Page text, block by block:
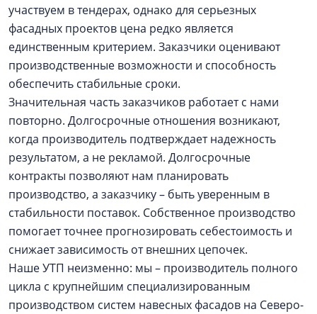
участвуем в тендерах, однако для серьезных
фасадных проектов цена редко является
единственным критерием. Заказчики оценивают
производственные возможности и способность
обеспечить стабильные сроки.
Значительная часть заказчиков работает с нами
повторно. Долгосрочные отношения возникают,
когда производитель подтверждает надежность
результатом, а не рекламой. Долгосрочные
контракты позволяют нам планировать
производство, а заказчику – быть уверенным в
стабильности поставок. Собственное производство
помогает точнее прогнозировать себестоимость и
снижает зависимость от внешних цепочек.
Наше УТП неизменно: мы – производитель полного
цикла с крупнейшим специализированным
производством систем навесных фасадов на Северо-